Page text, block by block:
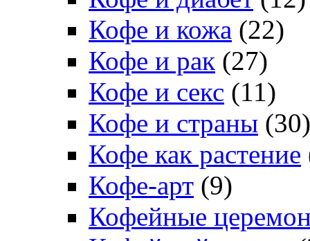
Кофе и кожа (22)
Кофе и рак (27)
Кофе и секс (11)
Кофе и страны (30)
Кофе как растение
Кофе-арт (9)
Кофейные